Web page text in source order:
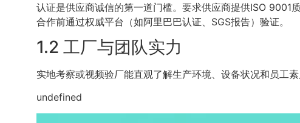
认证是供应商诚信的第一道门槛。要求供应商提供ISO 9001
合作前通过权威平台（如阿里巴巴认证、SGS报告）验证。
1.2 工厂与团队实力
实地考察或视频验厂能直观了解生产环境、设备状况和员工
undefined